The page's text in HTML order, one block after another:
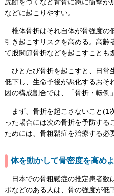
尻餅をつくなど背骨に急に衝撃が
などに起こりやすい。
椎体骨折はそれ自体が骨強度の
引き起こすリスクを高める。高齢
て股関節骨折などを起こすことも
ひとたび骨折を起こすと、日常
低下し、生命予後が悪化するおそ
因の構成割合では、「骨折・転倒
まず、骨折を起こさないこと(1
った場合には次の骨折を予防す
ためには、骨粗鬆症を治療する必
体を動かして骨密度を高め
日本での骨粗鬆症の推定患者数
ボなどのある人は、骨の強度が低